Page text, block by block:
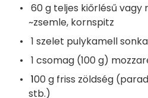
60 g teljes kiőrlésű vagy
~zsemle, kornspitz
1 szelet pulykamell
1 csomag (100 g)
100 g friss zöldség
stb.)